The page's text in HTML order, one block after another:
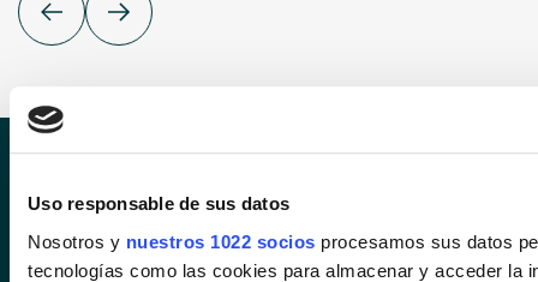
Uso responsable de sus datos
Nosotros y nuestros 1022 socios procesamos sus datos
tecnologías como las cookies para almacenar y acceder la
SÍGUENOS EN